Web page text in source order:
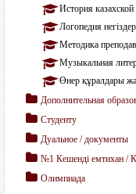
История казахской
Логопедия
Методика
Музыкальная
Өнер құралдары
Дополнительная
Студенту
Дуальное / документы
№1 Кешенді емтихан /
Олимпиада